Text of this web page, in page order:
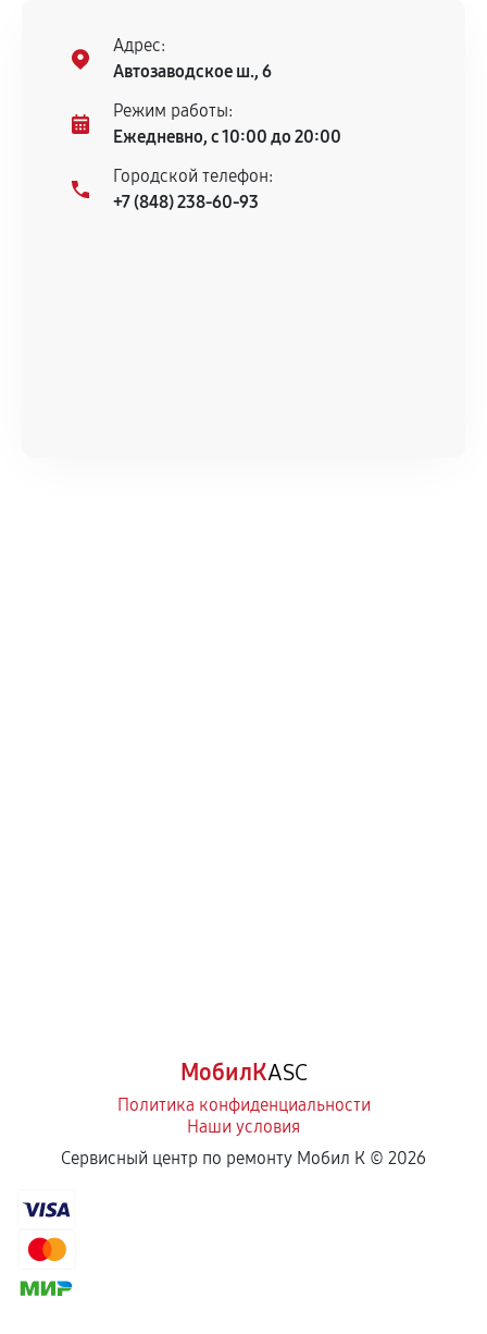
Адрес:
Автозаводское ш., 6
Режим работы:
Ежедневно, с 10:00 до 20:00
Городской телефон:
+7 (848) 238-60-93
МобилКASC
Политика конфиденциальности
Наши условия
Сервисный центр по ремонту Мобил К © 2026